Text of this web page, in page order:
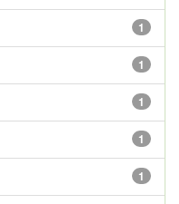
1
1
1
1
1